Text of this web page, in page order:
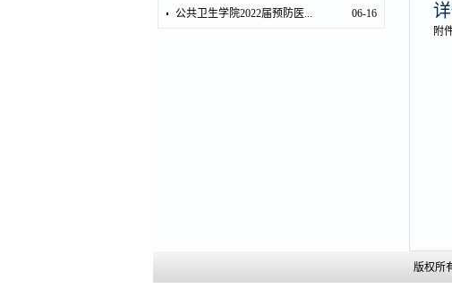
公共卫生学院2022届预防医...
06-16
附
版权所